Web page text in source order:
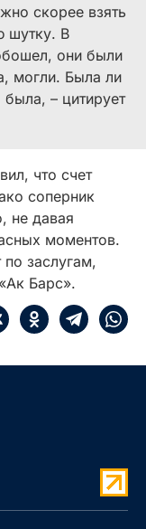
скорее взять
шутку. В
они были
могли. Была ли
– цитирует
что счет
соперник
не давая
моментов.
заслугам,
Барс».